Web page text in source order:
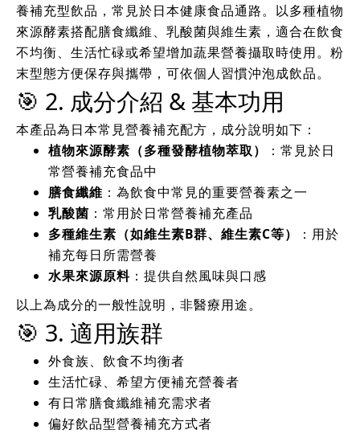
養補充型飲品，常見於日本健康食品通路。以多種植物
來源酵素搭配膳食纖維、乳酸菌與維生素，適合在飲食
不均衡、生活忙碌或希望增加蔬果營養攝取時使用。粉
末型態方便保存與攜帶，可依個人習慣沖泡成飲品。
🎯 2. 成分介紹 & 基本功用
本產品為日本常見營養補充配方，成分說明如下：
植物來源酵素（多種發酵植物萃取）
：常見於日
常營養補充食品中
膳食纖維 ：為飲食中常見的重要營養素之一
乳酸菌 ：常用於日常營養補充產品
多種維生素（如維生素B群、維生素C等）
：用於
補充每日所需營養
水果來源原料 ：提供自然風味與口感
以上為成分的一般性說明，非醫療用途。
🎯 3. 適用族群
外食族、飲食不均衡者
生活忙碌、希望方便補充營養者
有日常膳食纖維補充需求者
偏好飲品型營養補充方式者